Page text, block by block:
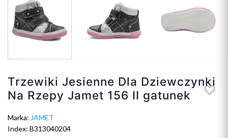
Trzewiki Jesienne Dla Dziewczynki
Na Rzepy Jamet 156 II gatunek
Marka: JAMET
Index: B313040204